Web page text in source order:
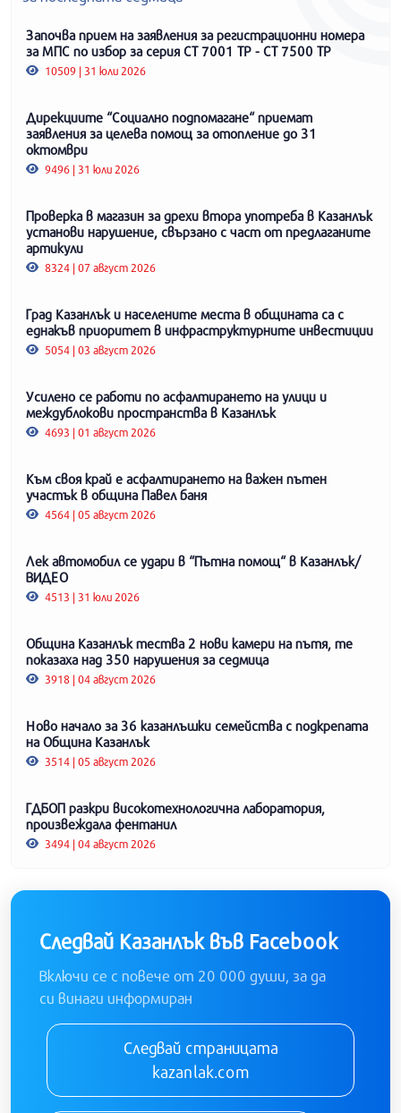
Започва прием на заявления за регистрационни номера
за МПС по избор за серия СТ 7001 ТР - СТ 7500 ТР
10509 | 31 юли 2026
Дирекциите “Социално подпомагане“ приемат
заявления за целева помощ за отопление до 31
октомври
9496 | 31 юли 2026
Проверка в магазин за дрехи втора употреба в Казанлък
установи нарушение, свързано с част от предлаганите
артикули
8324 | 07 август 2026
Град Казанлък и населените места в общината са с
еднакъв приоритет в инфраструктурните инвестиции
5054 | 03 август 2026
Усилено се работи по асфалтирането на улици и
междублокови пространства в Казанлък
4693 | 01 август 2026
Към своя край е асфалтирането на важен пътен
участък в община Павел баня
4564 | 05 август 2026
Лек автомобил се удари в “Пътна помощ“ в Казанлък/
ВИДЕО
4513 | 31 юли 2026
Община Казанлък тества 2 нови камери на пътя, те
показаха над 350 нарушения за седмица
3918 | 04 август 2026
Ново начало за 36 казанлъшки семейства с подкрепата
на Община Казанлък
3514 | 05 август 2026
ГДБОП разкри високотехнологична лаборатория,
произвеждала фентанил
3494 | 04 август 2026
Следвай Казанлък във Facebook
Включи се с повече от 20 000 души, за да
си винаги информиран
Следвай страницата
kazanlak.com